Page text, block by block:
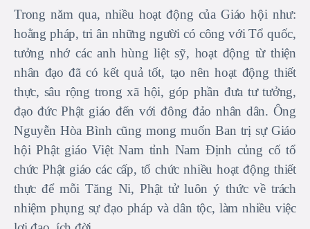
Trong năm qua, nhiều hoạt động của Giáo hội như:
hoằng pháp, tri ân những người có công với Tổ quốc,
tưởng nhớ các anh hùng liệt sỹ, hoạt động từ thiện
nhân đạo đã có kết quả tốt, tạo nên hoạt động thiết
thực, sâu rộng trong xã hội, góp phần đưa tư tưởng,
đạo đức Phật giáo đến với đông đảo nhân dân. Ông
Nguyễn Hòa Bình cũng mong muốn Ban trị sự Giáo
hội Phật giáo Việt Nam tỉnh Nam Định củng cố tổ
chức Phật giáo các cấp, tổ chức nhiều hoạt động thiết
thực để mỗi Tăng Ni, Phật tử luôn ý thức về trách
nhiệm phụng sự đạo pháp và dân tộc, làm nhiều việc